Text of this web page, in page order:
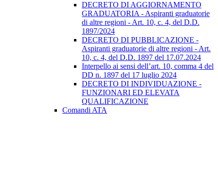
DECRETO DI AGGIORNAMENTO
GRADUATORIA - Aspiranti graduatorie
di altre regioni - Art. 10, c. 4, del D.D.
1897/2024
DECRETO DI PUBBLICAZIONE -
Aspiranti graduatorie di altre regioni - Art.
10, c. 4, del D.D. 1897 del 17.07.2024
Interpello ai sensi dell’art. 10, comma 4 del
DD n. 1897 del 17 luglio 2024
DECRETO DI INDIVIDUAZIONE -
FUNZIONARI ED ELEVATA
QUALIFICAZIONE
Comandi ATA